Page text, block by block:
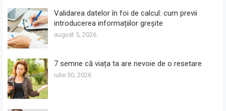
Validarea datelor în foi de calcul: cum previi
introducerea informațiilor greșite
august 5, 2026
7 semne că viața ta are nevoie de o resetare
iulie 30, 2026